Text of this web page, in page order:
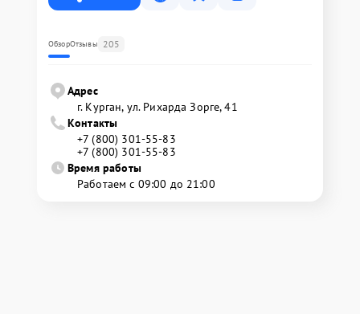
ОбзорОтзывы 205
Адрес
г. Курган, ул. Рихарда Зорге, 41
Контакты
+7 (800) 301-55-83
+7 (800) 301-55-83
Время работы
Работаем с 09:00 до 21:00